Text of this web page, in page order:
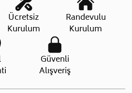
Ücretsiz
Kurulum
Randevulu
Kurulum
Güvenli
Alışveriş